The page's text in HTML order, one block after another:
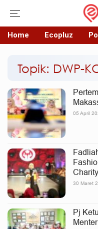
Home Ecopluz
Topik: DWP-
05 April
Charity
30 Maret
Pj